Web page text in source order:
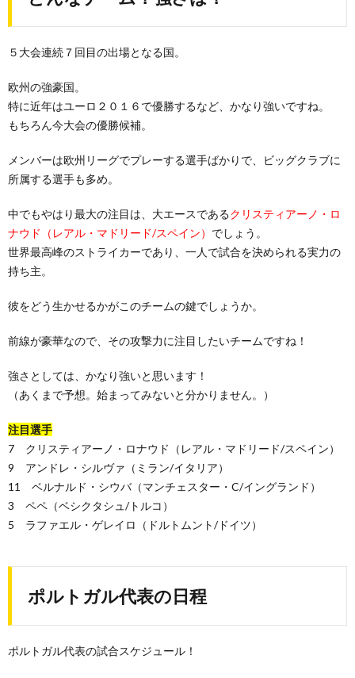
５大会連続７回目の出場となる国。
欧州の強豪国。
特に近年はユーロ２０１６で優勝するなど、かなり強いですね。
もちろん今大会の優勝候補。
メンバーは欧州リーグでプレーする選手ばかりで、ビッグクラブに
所属する選手も多め。
中でもやはり最大の注目は、大エースであるクリスティアーノ・ロ
ナウド（レアル・マドリード/スペイン） でしょう。
世界最高峰のストライカーであり、一人で試合を決められる実力の
持ち主。
彼をどう生かせるかがこのチームの鍵でしょうか。
前線が豪華なので、その攻撃力に注目したいチームですね！
強さとしては、かなり強いと思います！
（あくまで予想。始まってみないと分かりません。）
注目選手
7 クリスティアーノ・ロナウド（レアル・マドリード/スペイン）
9 アンドレ・シルヴァ（ミラン/イタリア）
11 ベルナルド・シウバ（マンチェスター・C/イングランド）
3 ペペ（ベシクタシュ/トルコ）
5 ラファエル・ゲレイロ（ドルトムント/ドイツ）
ポルトガル代表の日程
ポルトガル代表の試合スケジュール！